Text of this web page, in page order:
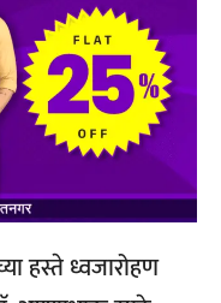
हस्ते ध्वजारोहण